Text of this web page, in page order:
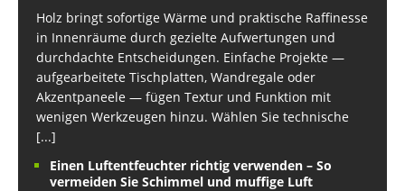
Holz bringt sofortige Wärme und praktische Raffinesse
in Innenräume durch gezielte Aufwertungen und
durchdachte Entscheidungen. Einfache Projekte —
aufgearbeitete Tischplatten, Wandregale oder
Akzentpaneele — fügen Textur und Funktion mit
wenigen Werkzeugen hinzu. Wählen Sie technische
[...]
Einen Luftentfeuchter richtig verwenden – So
vermeiden Sie Schimmel und muffige Luft